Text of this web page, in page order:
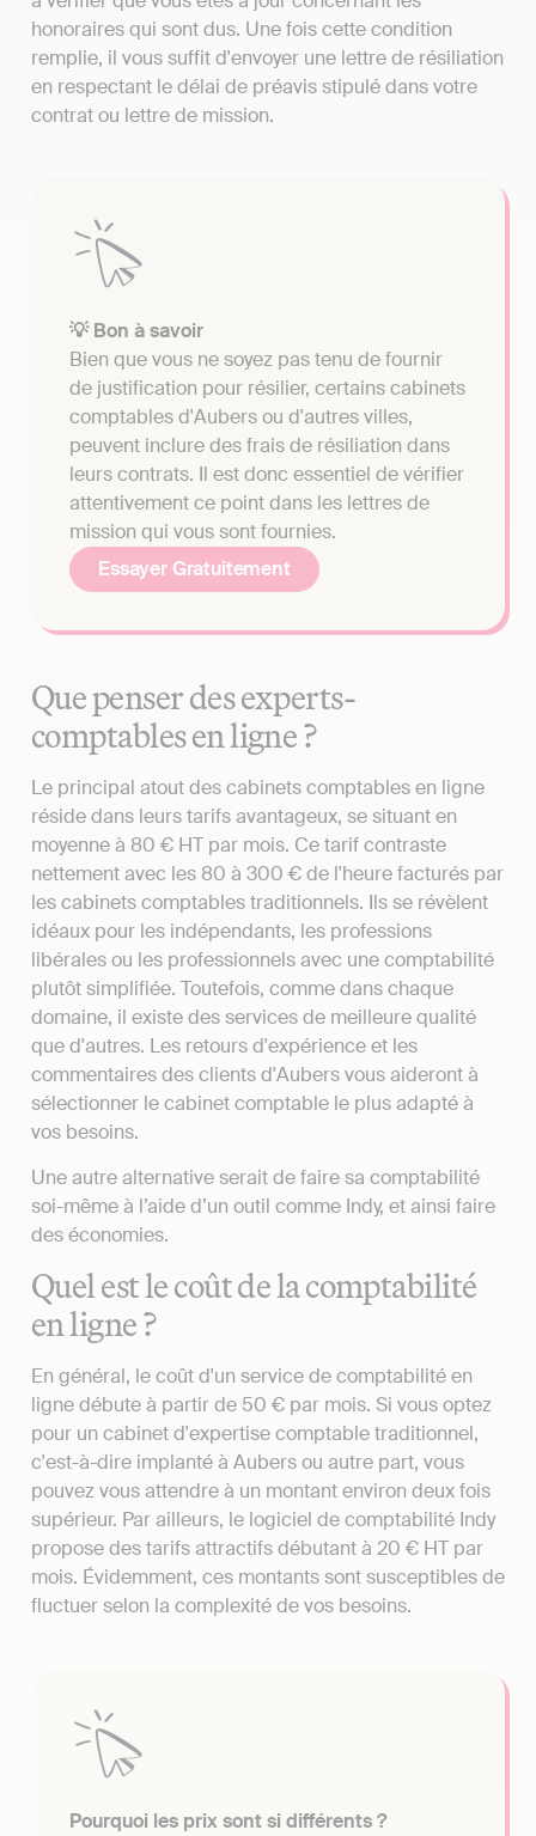
honoraires qui sont dus. Une fois cette condition
remplie, il vous suffit d'envoyer une lettre de résiliation
en respectant le délai de préavis stipulé dans votre
contrat ou lettre de mission.
💡 Bon à savoir
Bien que vous ne soyez pas tenu de fournir
de justification pour résilier, certains cabinets
comptables d'Aubers ou d'autres villes,
peuvent inclure des frais de résiliation dans
leurs contrats. Il est donc essentiel de vérifier
attentivement ce point dans les lettres de
mission qui vous sont fournies.
Essayer Gratuitement
Que penser des experts-
comptables en ligne ?
Le principal atout des cabinets comptables en ligne
réside dans leurs tarifs avantageux, se situant en
moyenne à 80 € HT par mois. Ce tarif contraste
nettement avec les 80 à 300 € de l'heure facturés par
les cabinets comptables traditionnels. Ils se révèlent
idéaux pour les indépendants, les professions
libérales ou les professionnels avec une comptabilité
plutôt simplifiée. Toutefois, comme dans chaque
domaine, il existe des services de meilleure qualité
que d'autres. Les retours d'expérience et les
commentaires des clients d'Aubers vous aideront à
sélectionner le cabinet comptable le plus adapté à
vos besoins.
Une autre alternative serait de faire sa comptabilité
soi-même à l’aide d’un outil comme Indy, et ainsi faire
des économies.
Quel est le coût de la comptabilité
en ligne ?
En général, le coût d'un service de comptabilité en
ligne débute à partir de 50 € par mois. Si vous optez
pour un cabinet d'expertise comptable traditionnel,
c'est-à-dire implanté à Aubers ou autre part, vous
pouvez vous attendre à un montant environ deux fois
supérieur. Par ailleurs, le logiciel de comptabilité Indy
propose des tarifs attractifs débutant à 20 € HT par
mois. Évidemment, ces montants sont susceptibles de
fluctuer selon la complexité de vos besoins.
Pourquoi les prix sont si différents ?